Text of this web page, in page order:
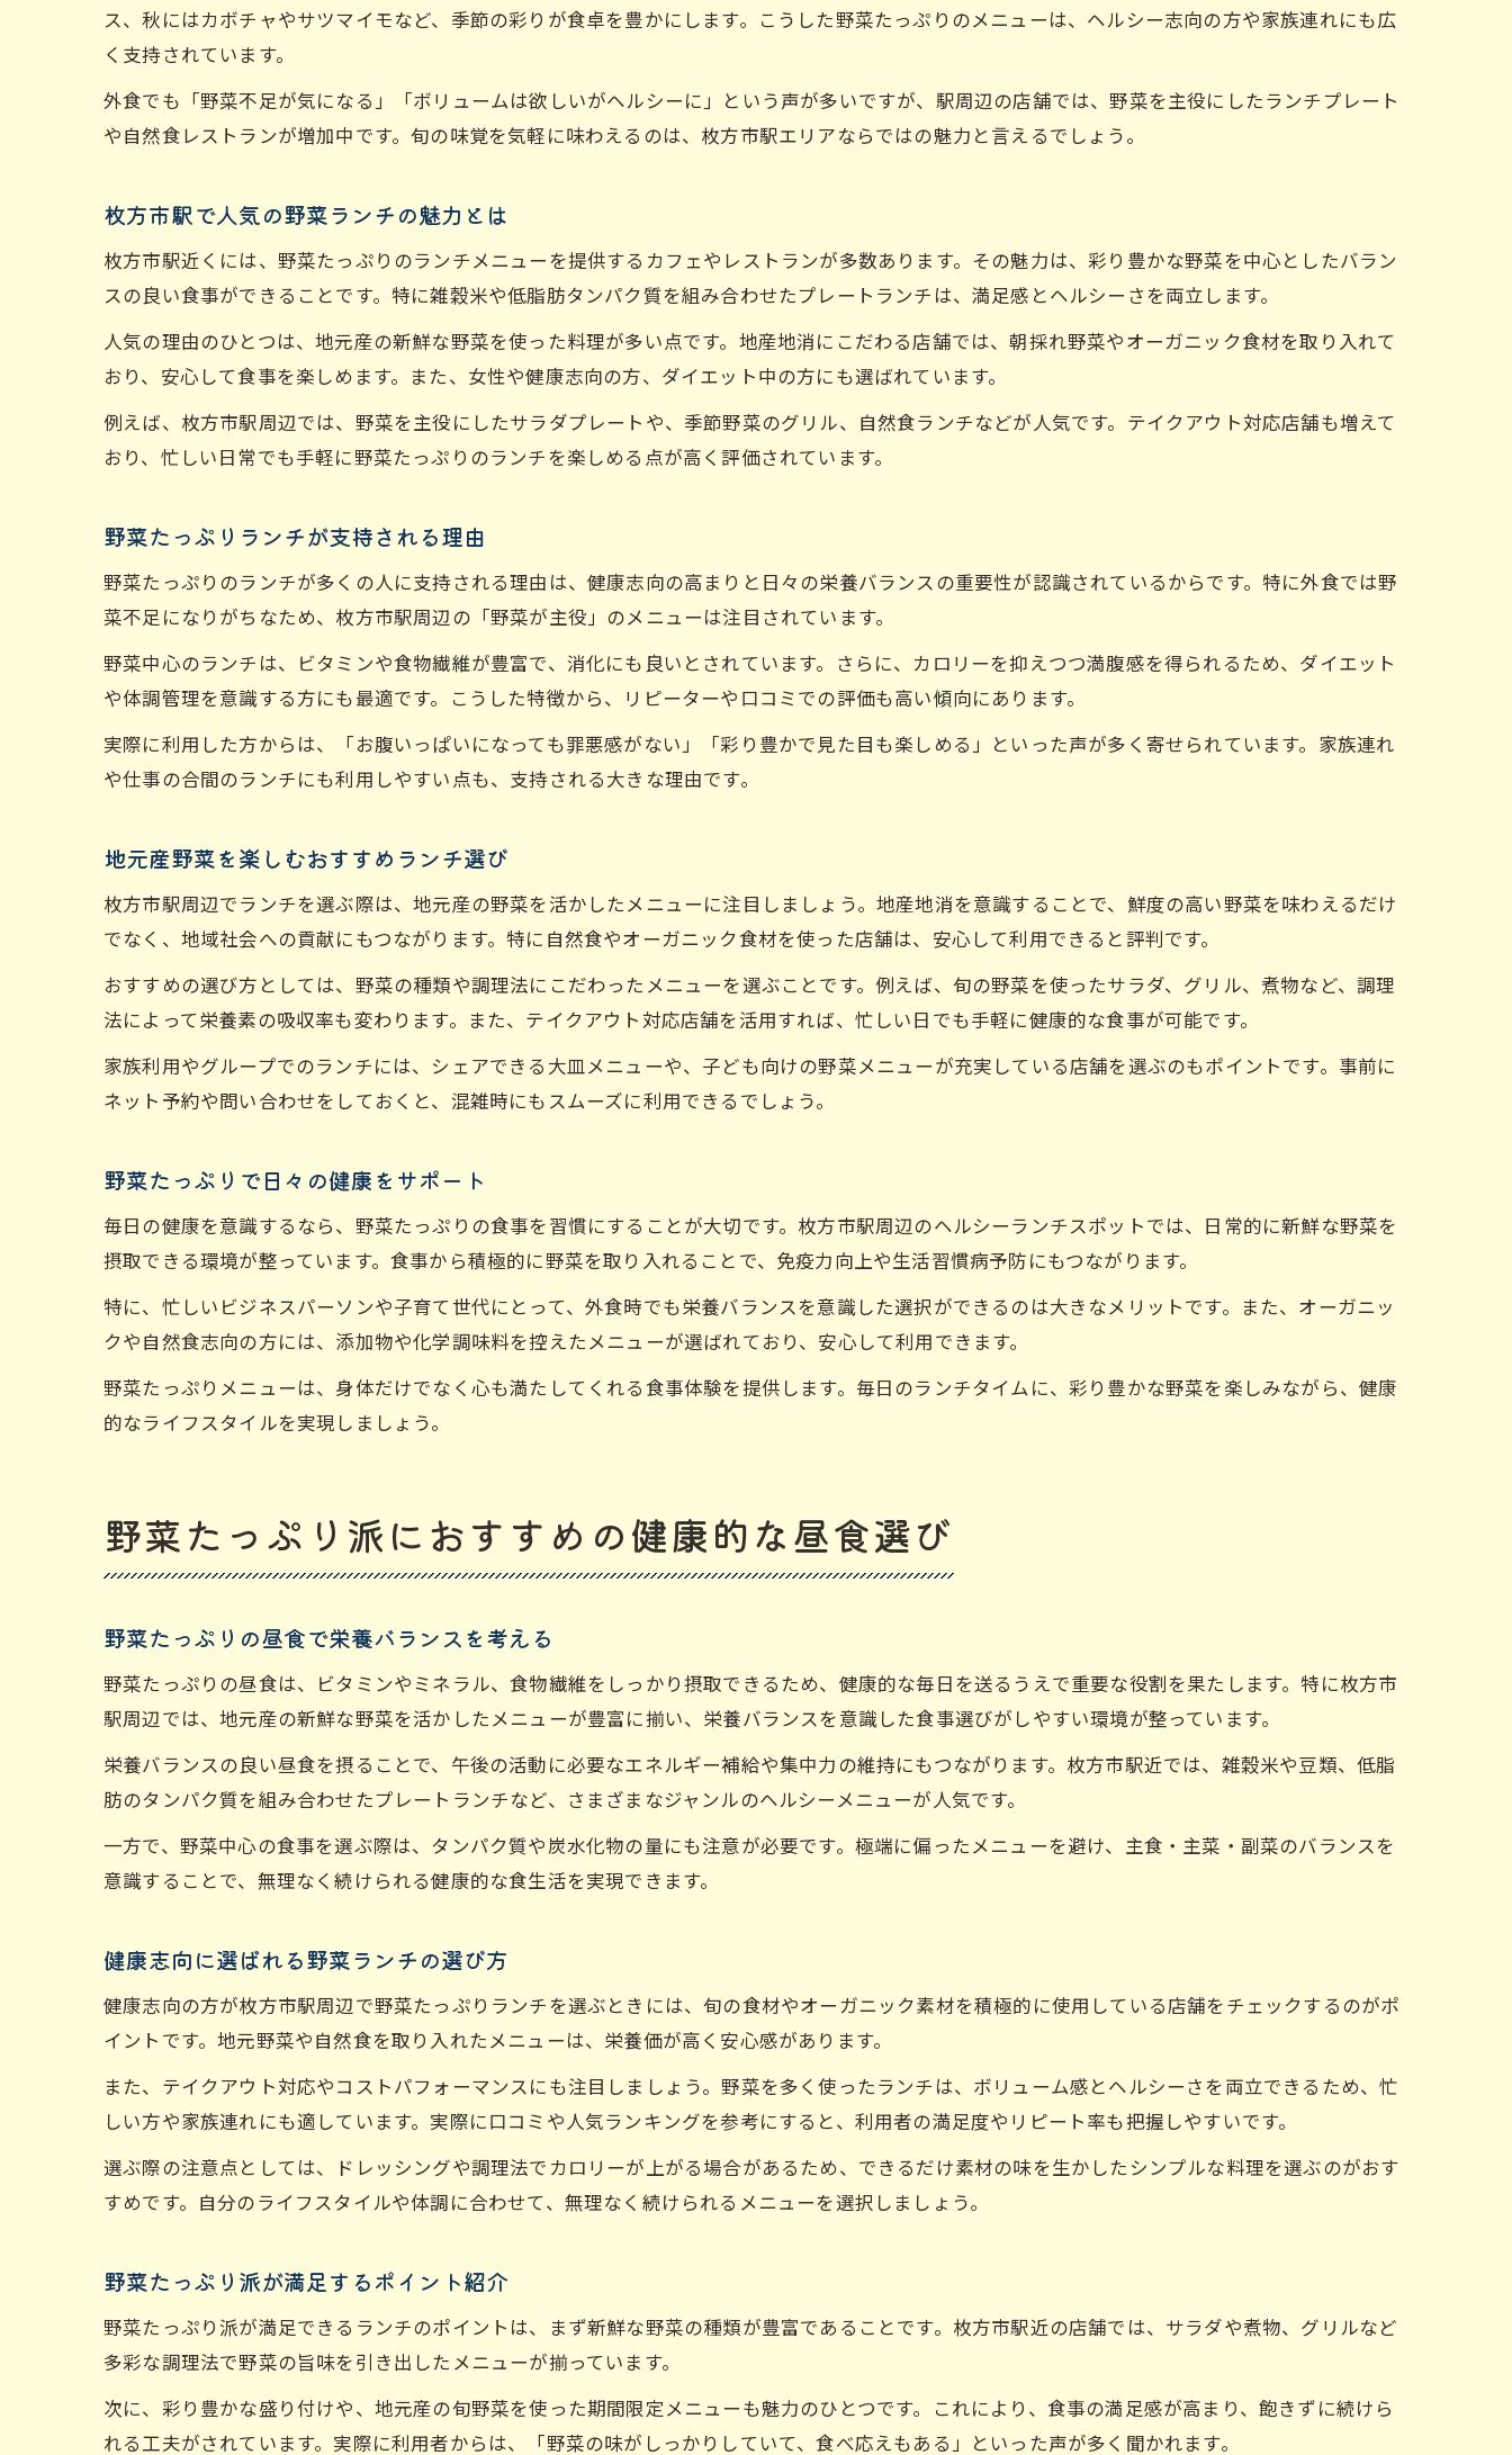
ヘルシー志向に嬉しい自然食の選び方
旬の野菜を使った自然食ランチの楽しみ方
野菜たっぷりで身体に優しい食事を提案
お子様も安心して食べられるヘルシーメニュー
家族向け野菜たっぷりランチの選び方
枚方市駅で家族と楽しむ健康ランチ情報
野菜たっぷり食事で家族の健康を守るコツ
テイクアウトも充実したヘルシーランチのコツ
野菜たっぷりテイクアウトの活用術
野菜たっぷりな持ち帰りランチの選び方
健康重視のテイクアウトで毎日を快適に
オーガニック×野菜たっぷりの魅力を解説
野菜たっぷりオーガニックランチのメリット
ス、秋にはカボチャやサツマイモなど、季節の彩りが食卓を豊かにします。こうした野菜たっぷりのメニューは、ヘルシー志向の方や家族連れにも広
く支持されています。
外食でも「野菜不足が気になる」「ボリュームは欲しいがヘルシーに」という声が多いですが、駅周辺の店舗では、野菜を主役にしたランチプレート
や自然食レストランが増加中です。旬の味覚を気軽に味わえるのは、枚方市駅エリアならではの魅力と言えるでしょう。
枚方市駅で人気の野菜ランチの魅力とは
枚方市駅近くには、野菜たっぷりのランチメニューを提供するカフェやレストランが多数あります。その魅力は、彩り豊かな野菜を中心としたバラン
スの良い食事ができることです。特に雑穀米や低脂肪タンパク質を組み合わせたプレートランチは、満足感とヘルシーさを両立します。
人気の理由のひとつは、地元産の新鮮な野菜を使った料理が多い点です。地産地消にこだわる店舗では、朝採れ野菜やオーガニック食材を取り入れて
おり、安心して食事を楽しめます。また、女性や健康志向の方、ダイエット中の方にも選ばれています。
例えば、枚方市駅周辺では、野菜を主役にしたサラダプレートや、季節野菜のグリル、自然食ランチなどが人気です。テイクアウト対応店舗も増えて
おり、忙しい日常でも手軽に野菜たっぷりのランチを楽しめる点が高く評価されています。
野菜たっぷりランチが支持される理由
野菜たっぷりのランチが多くの人に支持される理由は、健康志向の高まりと日々の栄養バランスの重要性が認識されているからです。特に外食では野
菜不足になりがちなため、枚方市駅周辺の「野菜が主役」のメニューは注目されています。
野菜中心のランチは、ビタミンや食物繊維が豊富で、消化にも良いとされています。さらに、カロリーを抑えつつ満腹感を得られるため、ダイエット
や体調管理を意識する方にも最適です。こうした特徴から、リピーターや口コミでの評価も高い傾向にあります。
実際に利用した方からは、「お腹いっぱいになっても罪悪感がない」「彩り豊かで見た目も楽しめる」といった声が多く寄せられています。家族連れ
や仕事の合間のランチにも利用しやすい点も、支持される大きな理由です。
地元産野菜を楽しむおすすめランチ選び
枚方市駅周辺でランチを選ぶ際は、地元産の野菜を活かしたメニューに注目しましょう。地産地消を意識することで、鮮度の高い野菜を味わえるだけ
でなく、地域社会への貢献にもつながります。特に自然食やオーガニック食材を使った店舗は、安心して利用できると評判です。
おすすめの選び方としては、野菜の種類や調理法にこだわったメニューを選ぶことです。例えば、旬の野菜を使ったサラダ、グリル、煮物など、調理
法によって栄養素の吸収率も変わります。また、テイクアウト対応店舗を活用すれば、忙しい日でも手軽に健康的な食事が可能です。
家族利用やグループでのランチには、シェアできる大皿メニューや、子ども向けの野菜メニューが充実している店舗を選ぶのもポイントです。事前に
ネット予約や問い合わせをしておくと、混雑時にもスムーズに利用できるでしょう。
野菜たっぷりで日々の健康をサポート
毎日の健康を意識するなら、野菜たっぷりの食事を習慣にすることが大切です。枚方市駅周辺のヘルシーランチスポットでは、日常的に新鮮な野菜を
摂取できる環境が整っています。食事から積極的に野菜を取り入れることで、免疫力向上や生活習慣病予防にもつながります。
特に、忙しいビジネスパーソンや子育て世代にとって、外食時でも栄養バランスを意識した選択ができるのは大きなメリットです。また、オーガニッ
クや自然食志向の方には、添加物や化学調味料を控えたメニューが選ばれており、安心して利用できます。
野菜たっぷりメニューは、身体だけでなく心も満たしてくれる食事体験を提供します。毎日のランチタイムに、彩り豊かな野菜を楽しみながら、健康
的なライフスタイルを実現しましょう。
野菜たっぷり派におすすめの健康的な昼食選び
野菜たっぷりの昼食で栄養バランスを考える
野菜たっぷりの昼食は、ビタミンやミネラル、食物繊維をしっかり摂取できるため、健康的な毎日を送るうえで重要な役割を果たします。特に枚方市
駅周辺では、地元産の新鮮な野菜を活かしたメニューが豊富に揃い、栄養バランスを意識した食事選びがしやすい環境が整っています。
栄養バランスの良い昼食を摂ることで、午後の活動に必要なエネルギー補給や集中力の維持にもつながります。枚方市駅近では、雑穀米や豆類、低脂
肪のタンパク質を組み合わせたプレートランチなど、さまざまなジャンルのヘルシーメニューが人気です。
一方で、野菜中心の食事を選ぶ際は、タンパク質や炭水化物の量にも注意が必要です。極端に偏ったメニューを避け、主食・主菜・副菜のバランスを
意識することで、無理なく続けられる健康的な食生活を実現できます。
健康志向に選ばれる野菜ランチの選び方
健康志向の方が枚方市駅周辺で野菜たっぷりランチを選ぶときには、旬の食材やオーガニック素材を積極的に使用している店舗をチェックするのがポ
イントです。地元野菜や自然食を取り入れたメニューは、栄養価が高く安心感があります。
また、テイクアウト対応やコストパフォーマンスにも注目しましょう。野菜を多く使ったランチは、ボリューム感とヘルシーさを両立できるため、忙
しい方や家族連れにも適しています。実際に口コミや人気ランキングを参考にすると、利用者の満足度やリピート率も把握しやすいです。
選ぶ際の注意点としては、ドレッシングや調理法でカロリーが上がる場合があるため、できるだけ素材の味を生かしたシンプルな料理を選ぶのがおす
すめです。自分のライフスタイルや体調に合わせて、無理なく続けられるメニューを選択しましょう。
野菜たっぷり派が満足するポイント紹介
野菜たっぷり派が満足できるランチのポイントは、まず新鮮な野菜の種類が豊富であることです。枚方市駅近の店舗では、サラダや煮物、グリルなど
多彩な調理法で野菜の旨味を引き出したメニューが揃っています。
次に、彩り豊かな盛り付けや、地元産の旬野菜を使った期間限定メニューも魅力のひとつです。これにより、食事の満足感が高まり、飽きずに続けら
れる工夫がされています。実際に利用者からは、「野菜の味がしっかりしていて、食べ応えもある」といった声が多く聞かれます。